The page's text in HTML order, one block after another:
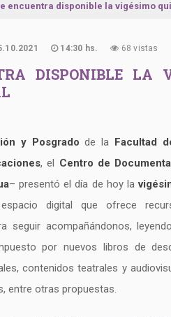
encuentra disponible la vigésimo
14:30 hs. 68 vistas
DISPONIBLE LA
y Posgrado de la Facultad
, el Centro de
– presentó el día de hoy la
digital que ofrece
seguir acompañándonos,
por nuevos libros de
contenidos teatrales y
entre otras propuestas.